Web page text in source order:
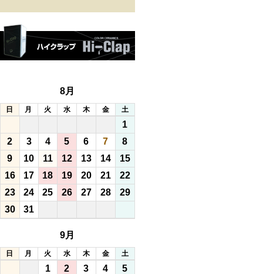
8月
日 月 火 水 木 金 土
1
2
3 4 5 6 7
8
9
10 11 12 13 14
15
16
17 18 19 20 21
22
23
24 25 26 27 28
29
30
31
9月
日 月 火 水 木 金 土
1 2 3 4
5